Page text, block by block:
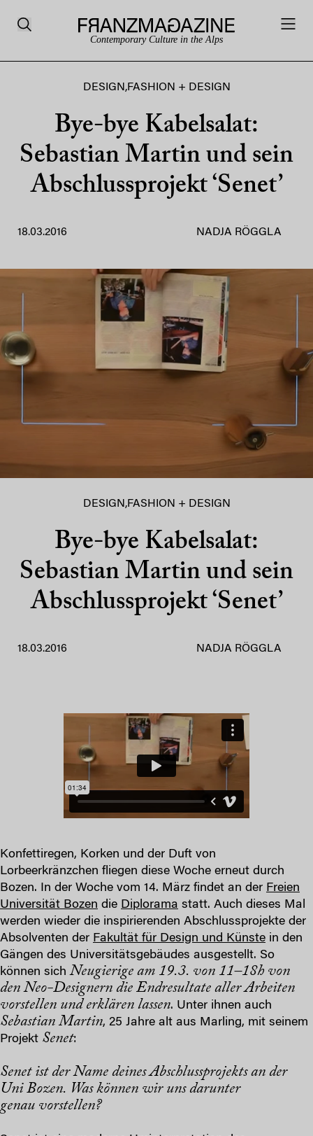
Contemporary Culture in the Alps
DESIGN ,FASHION + DESIGN
Bye-bye Kabelsalat:
Sebastian Martin und sein
Abschlussprojekt ‘Senet’
18.03.2016 NADJA RÖGGLA
DESIGN ,FASHION + DESIGN
Bye-bye Kabelsalat:
Sebastian Martin und sein
Abschlussprojekt ‘Senet’
18.03.2016 NADJA RÖGGLA
Konfettiregen, Korken und der Duft von
Lorbeerkränzchen fliegen diese Woche erneut durch
Bozen. In der Woche vom 14. März findet an der Freien
Universität Bozen die Diplorama statt. Auch dieses Mal
werden wieder die inspirierenden Abschlussprojekte der
Absolventen der Fakultät für Design und Künste in den
Gängen des Universitätsgebäudes ausgestellt. So
können sichNeugierige am 19.3. von 11–18h von
den Neo-Designern die Endresultate aller Arbeiten
vorstellen und erklären lassen. Unter ihnen auch
Sebastian Martin, 25 Jahre alt aus Marling, mit seinem
Projekt Senet:
Senet ist der Name deines Abschlussprojekts an der
Uni Bozen. Was können wir uns darunter
genau vorstellen?